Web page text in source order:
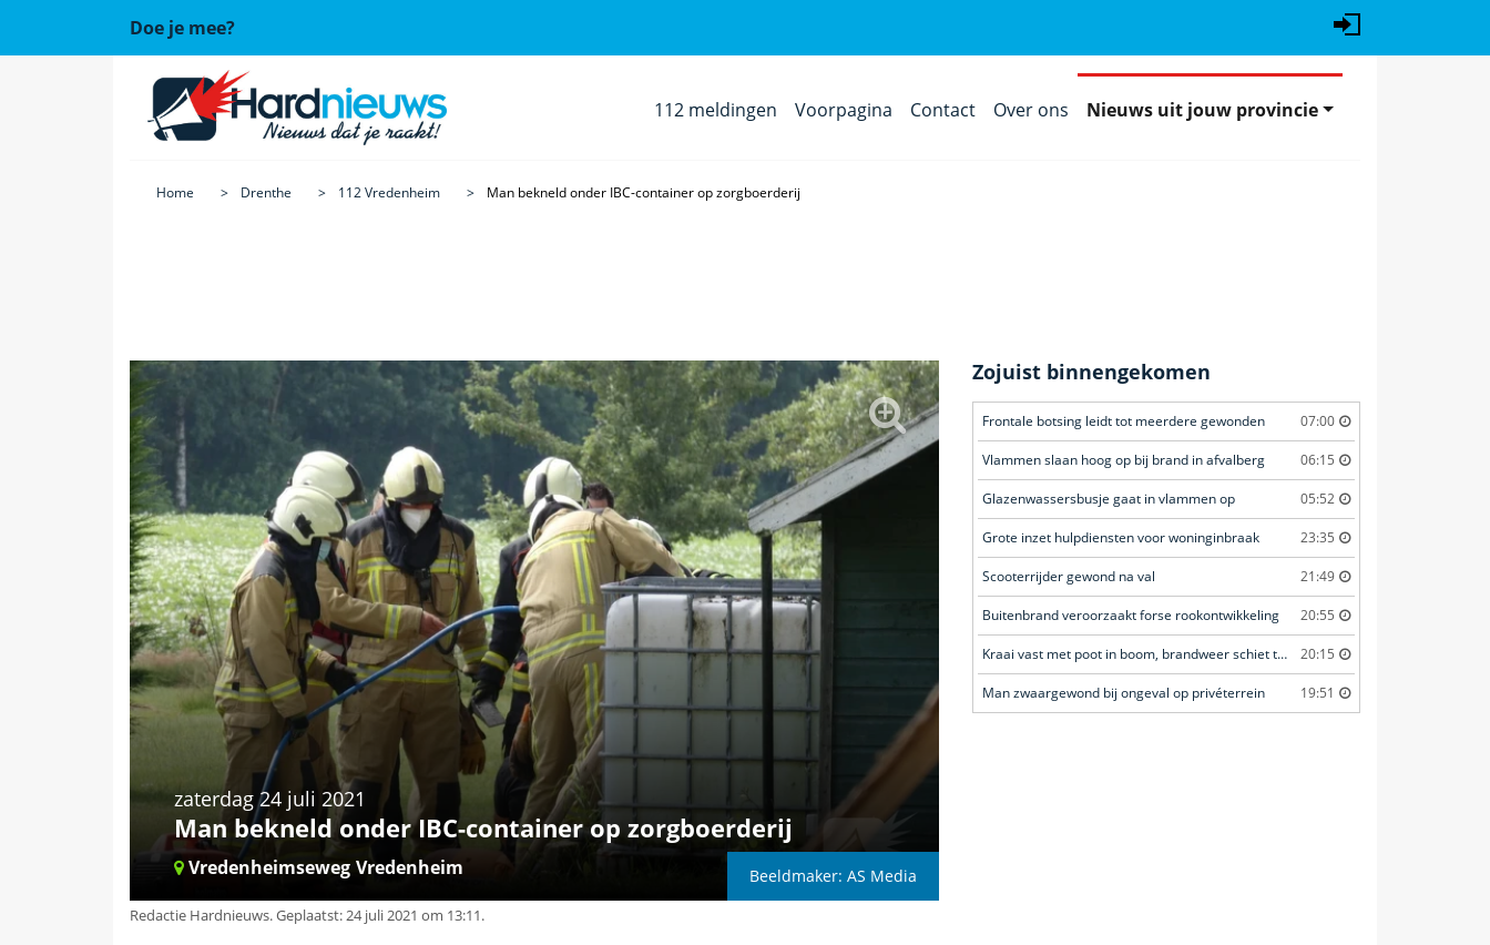
Doe je mee?
112 meldingen Voorpagina Contact Over ons Nieuws uit jouw provincie
Home Drenthe 112 Vredenheim Man bekneld onder IBC-container op zorgboerderij
zaterdag 24 juli 2021
Man bekneld onder IBC-container op zorgboerderij
Vredenheimseweg Vredenheim Beeldmaker: AS Media
Redactie Hardnieuws.Geplaatst: 24 juli 2021 om 13:11.
Zojuist binnengekomen
Frontale botsing leidt tot meerdere gewonden 07:00
Vlammen slaan hoog op bij brand in afvalberg 06:15
Glazenwassersbusje gaat in vlammen op 05:52
Grote inzet hulpdiensten voor woninginbraak 23:35
Scooterrijder gewond na val 21:49
Buitenbrand veroorzaakt forse rookontwikkeling 20:55
Kraai vast met poot in boom, brandweer schiet te hulp 20:15
Man zwaargewond bij ongeval op privéterrein 19:51